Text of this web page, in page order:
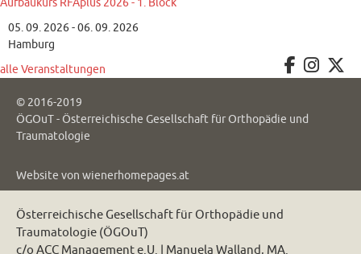
Aufbaukurs RFAplus 2026 - 1. Block
05. 09. 2026 - 06. 09. 2026
Hamburg
alle Veranstaltungen
© 2016-2019
ÖGOuT - Österreichische Gesellschaft für Orthopädie und
Traumatologie
Website von wienerhomepages.at
Österreichische Gesellschaft für Orthopädie und
Traumatologie (ÖGOuT)
c/o ACC Management e.U. | Manuela Walland, MA.